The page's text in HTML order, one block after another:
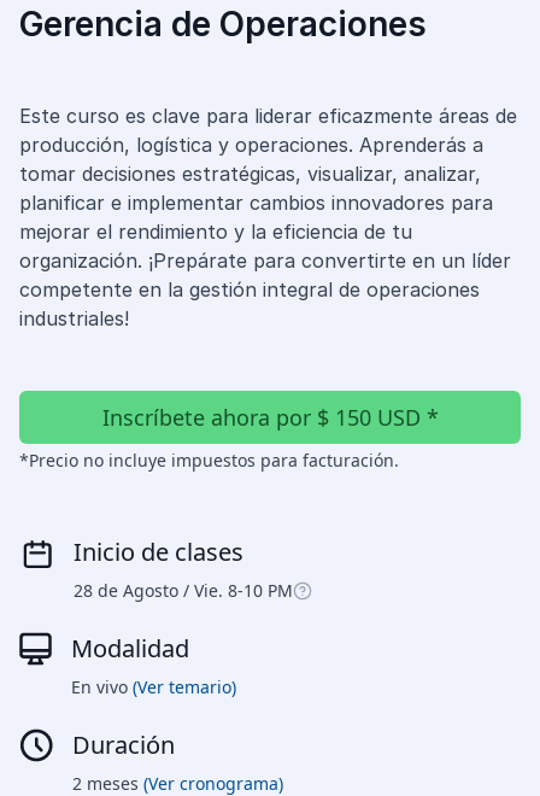
Diseño e Ingeniería
Desarrollo Profesional
Ingeniería Civil
Gerencia de Operaciones
Este curso es clave para liderar eficazmente áreas de
producción, logística y operaciones. Aprenderás a
tomar decisiones estratégicas, visualizar, analizar,
planificar e implementar cambios innovadores para
mejorar el rendimiento y la eficiencia de tu
organización. ¡Prepárate para convertirte en un líder
competente en la gestión integral de operaciones
industriales!
Inscríbete ahora por $ 150 USD *
*Precio no incluye impuestos para facturación.
Inicio de clases
28 de Agosto / Vie. 8-10 PM
Modalidad
En vivo (Ver temario)
Duración
2 meses (Ver cronograma)